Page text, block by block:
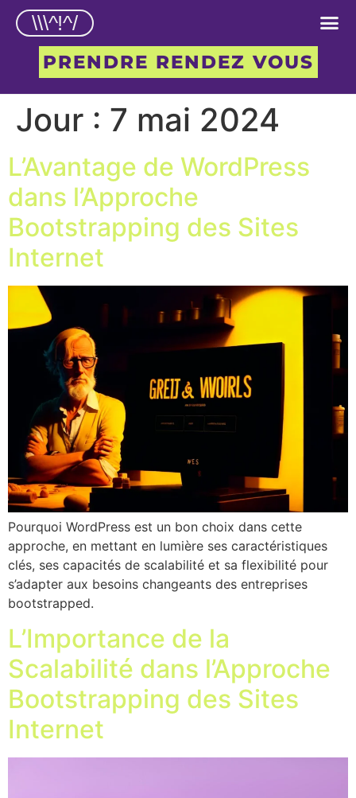
\\\^!^/
PRENDRE RENDEZ VOUS
Jour : 7 mai 2024
L’Avantage de WordPress
dans l’Approche
Bootstrapping des Sites
Internet
Pourquoi WordPress est un bon choix dans cette
approche, en mettant en lumière ses caractéristiques
clés, ses capacités de scalabilité et sa flexibilité pour
s’adapter aux besoins changeants des entreprises
bootstrapped.
L’Importance de la
Scalabilité dans l’Approche
Bootstrapping des Sites
Internet